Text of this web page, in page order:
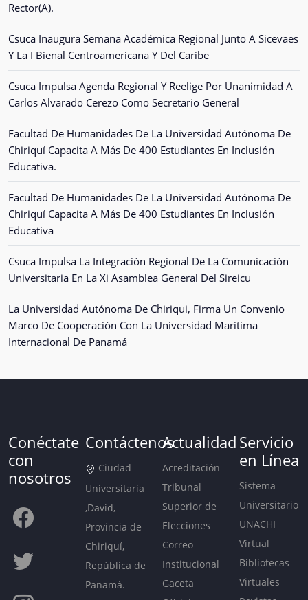
Rector(A).
Csuca Inaugura Semana Académica Regional Junto A Sicevaes
Y La I Bienal Centroamericana Y Del Caribe
Csuca Impulsa Agenda Regional Y Reelige Por Unanimidad A
Carlos Alvarado Cerezo Como Secretario General
Facultad De Humanidades De La Universidad Autónoma De
Chiriquí Capacita A Más De 400 Estudiantes En Inclusión
Educativa.
Facultad De Humanidades De La Universidad Autónoma De
Chiriquí Capacita A Más De 400 Estudiantes En Inclusión
Educativa
Csuca Impulsa La Integración Regional De La Comunicación
Universitaria En La Xi Asamblea General Del Sireicu
La Universidad Autónoma De Chiriqui, Firma Un Convenio
Marco De Cooperación Con La Universidad Maritima
Internacional De Panamá
Conéctate
con
nosotros
Contáctenos
Ciudad
Universitaria
,David,
Provincia de
Chiriquí,
República de
Panamá.
Actualidad
Acreditación
Tribunal
Superior de
Elecciones
Correo
Institucional
Gaceta
Servicio
en Línea
Sistema
Universitario
UNACHI
Virtual
Bibliotecas
Virtuales